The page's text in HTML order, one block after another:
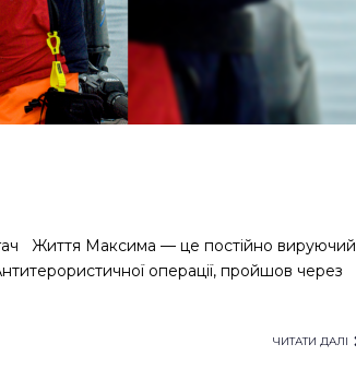
Життя Максима — це постійно вируючий
операції, пройшов через
ЧИТАТИ ДАЛІ